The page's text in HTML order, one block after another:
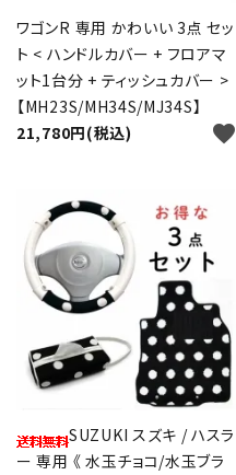
ワゴンR 専用 かわいい 3点 セッ
ト < ハンドルカバー + フロアマ
ット1台分 + ティッシュカバー >
【MH23S/MH34S/MJ34S】
21,780円(税込)
favorite
SUZUKI スズキ / ハスラ
ー 専用 《 水玉チョコ/水玉ブラ
キーワード
カテゴリー